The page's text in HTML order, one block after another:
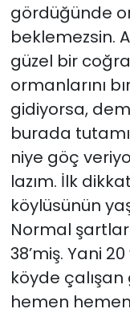
gördüğünde
beklemezsin.
güzel bir
ormanlarını
gidiyorsa,
burada
niye göç
lazım. İlk
köylüsünün
Normal
38’miş. Yani
köyde
hemen hemen